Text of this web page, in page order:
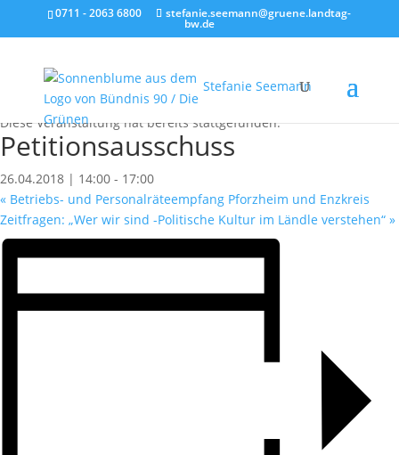
0711 - 2063 6800 stefanie.seemann@gruene.landtag-
bw.de
Stefanie Seemann
« Alle Veranstaltungen
Diese Veranstaltung hat bereits stattgefunden.
Petitionsausschuss
26.04.2018 | 14:00 - 17:00
« Betriebs- und Personalräteempfang Pforzheim und Enzkreis
Zeitfragen: „Wer wir sind -Politische Kultur im Ländle verstehen“ »